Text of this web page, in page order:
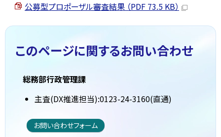
公募型プロポーザル審査結果 （PDF 73.5 KB）
このページに関するお問い合わせ
総務部行政管理課
主査(DX推進担当):0123-24-3160(直通)
お問い合わせフォーム